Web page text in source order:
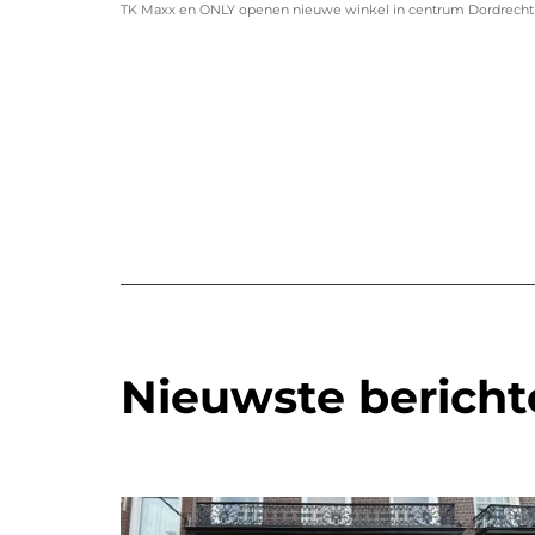
TK Maxx en ONLY openen nieuwe winkel in centrum Dordrecht
Nieuwste